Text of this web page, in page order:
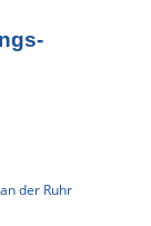
der Ruhr